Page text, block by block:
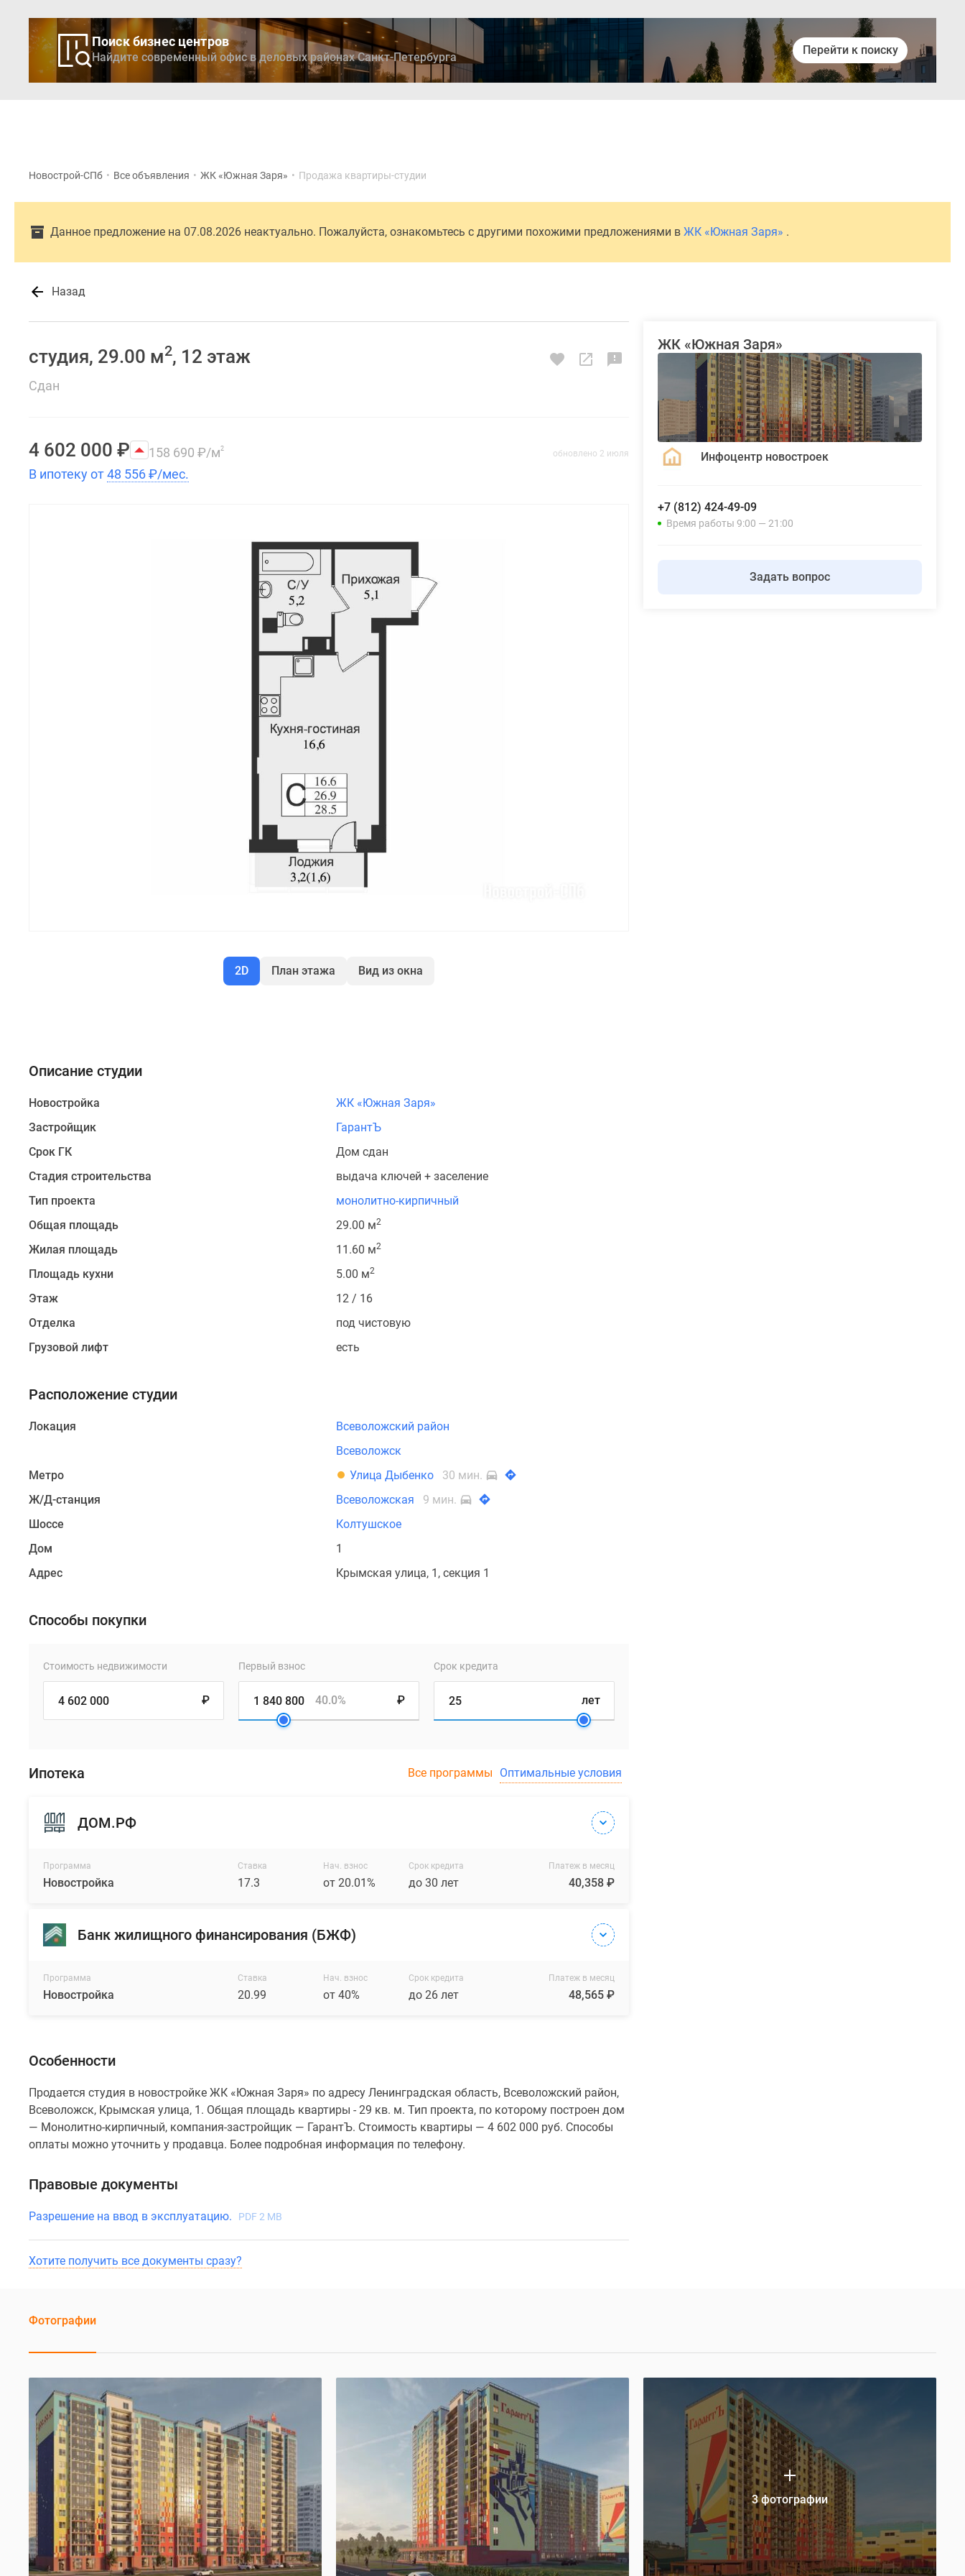
Поиск бизнес центров
Найдите современный офис в деловых районах Санкт-Петербурга
Перейти к поиску
Новострой-СПб • Все объявления • ЖК «Южная Заря» • Продажа квартиры-студии
Данное предложение на 07.08.2026 неактуально. Пожалуйста, ознакомьтесь с другими похожими предложениями в ЖК «Южная Заря» .
Назад
студия, 29.00 м2, 12 этаж
Сдан
4 602 000 ₽ 158 690 ₽/м2
В ипотеку от48 556₽/мес.
обновлено 2 июля
2D План этажа Вид из окна
Описание студии
Новостройка
ЖК «Южная Заря»
Застройщик
ГарантЪ
Срок ГК
Дом сдан
Стадия строительства
выдача ключей + заселение
Тип проекта
монолитно-кирпичный
Общая площадь
29.00 м2
Жилая площадь 11.60 м2
Площадь кухни 5.00 м2
Этаж
12 / 16
Отделка
под чистовую
Грузовой лифт
есть
Расположение студии
Локация
Всеволожский район
Всеволожск
Метро
Улица Дыбенко
30 мин.
Ж/Д-станция
Всеволожская
9 мин.
Шоссе
Колтушское
Дом
1
Адрес
Крымская улица, 1, секция 1
Способы покупки
Стоимость недвижимости
₽
Первый взнос
₽
40.0%
Срок кредита
лет
Ипотека Все программы Оптимальные условия
ДОМ.РФ
Программа
Новостройка
Ставка
17.3
Нач. взнос
от 20.01%
Срок кредита
до 30 лет
Платеж в месяц
40,358 ₽
Банк жилищного финансирования (БЖФ)
Программа
Новостройка
Ставка
20.99
Нач. взнос
от 40%
Срок кредита
до 26 лет
Платеж в месяц
48,565 ₽
Особенности
Продается студия в новостройке ЖК «Южная Заря» по адресу Ленинградская область, Всеволожский район,
Всеволожск, Крымская улица, 1. Общая площадь квартиры - 29 кв. м. Тип проекта, по которому построен дом
— Монолитно-кирпичный, компания-застройщик — ГарантЪ. Стоимость квартиры — 4 602 000 руб. Способы
оплаты можно уточнить у продавца. Более подробная информация по телефону.
Правовые документы
Разрешение на ввод в эксплуатацию. PDF 2 MB
Хотите получить все документы сразу?
ЖК «Южная Заря»
Инфоцентр новостроек
+7 (812) 424-49-09
Время работы 9:00 — 21:00
Задать вопрос
Фотографии
3 фотографии